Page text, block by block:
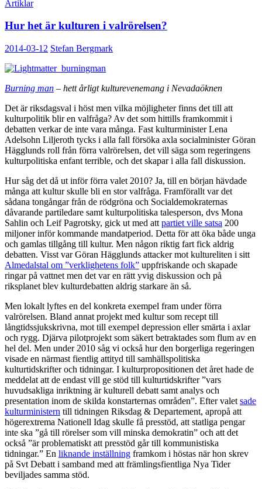
Artiklar
Hur het är kulturen i valrörelsen?
2014-03-12 Stefan Bergmark
Burning man – hett årligt kulturevenemang i Nevadaöknen
Det är riksdagsval i höst men vilka möjligheter finns det till att
kulturpolitik blir en valfråga? Av det som hittills framkommit i
debatten verkar de inte vara många. Fast kulturminister Lena
Adelsohn Liljeroth tycks i alla fall försöka axla socialminister Göran
Hägglunds roll från förra valrörelsen, det vill säga som regeringens
kulturpolitiska enfant terrible, och det skapar i alla fall diskussion.
Hur såg det då ut inför förra valet 2010? Ja, till en början hävdade
många att kultur skulle bli en stor valfråga. Framförallt var det
sådana tongångar från de rödgröna och Socialdemokraternas
dåvarande partiledare samt kulturpolitiska talesperson, dvs Mona
Sahlin och Leif Pagrotsky, gick ut med att partiet ville satsa 200
miljoner inför kommande mandatperiod. Detta för att öka både unga
och gamlas tillgång till kultur. Men någon riktig fart fick aldrig
debatten. Visst var Göran Hägglunds attacker mot kultureliten i sitt
Almedalstal om ”verklighetens folk” uppfriskande och skapade
ringar på vattnet men det var en rätt yvig diskussion och på
riksplanet blev kulturdebatten aldrig starkare än så.
Men lokalt lyftes en del konkreta exempel fram under förra
valrörelsen. Bland annat projekt med kultur som recept till
långtidssjukskrivna, mot till exempel depression eller smärta i axlar
och rygg. Djärva pilotprojekt som säkert betraktades som flum av en
hel del. Men under 2010 såg vi också hur den borgerliga regeringen
visade en närmast fientlig attityd till samhällspolitiska
kulturtidskrifter och tidningar. I kulturpropositionen det året hade de
meddelat att de endast vill ge stöd till kulturtidskrifter ”vars
huvudsakliga inriktning är kulturell debatt samt analys och
presentation inom de skilda konstarternas områden”. Efter valet sade
kulturministern till tidningen Riksdag & Departement, apropå att
högerextrema Nationell Idag skulle få presstöd, att statliga pengar
inte ska ”gå till rörelser som vill minska demokratin” och att det
också ”är problematiskt att presstöd går till kommunistiska
tidningar.” En liknande inställning framkom i höstas när hon skrev
på Svt Debatt i samband med att främlingsfientliga Nya Tider
beviljades samma stöd.